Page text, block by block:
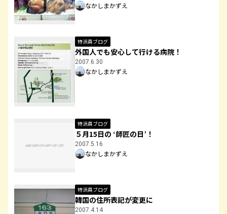
なかしまかずえ
特派員ブログ
外国人でも安心して行ける病院！
2007.6.30
なかしまかずえ
特派員ブログ
５月15日の ‘師匠の日’！
2007.5.16
なかしまかずえ
特派員ブログ
韓国の住所表記が変更に
2007.4.14